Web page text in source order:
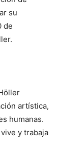
su
de
artística,
humanas.
y trabaja